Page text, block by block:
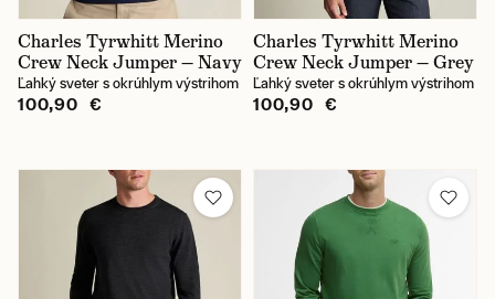
Charles Tyrwhitt Merino
Crew Neck Jumper — Navy
Ľahký sveter s okrúhlym výstrihom
100,90 €
Charles Tyrwhitt Merino
Crew Neck Jumper — Grey
Ľahký sveter s okrúhlym výstrihom
100,90 €